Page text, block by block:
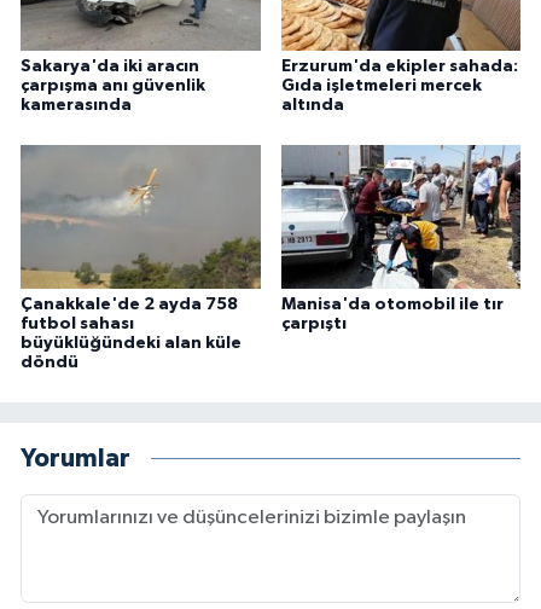
Sakarya'da iki aracın
çarpışma anı güvenlik
kamerasında
Erzurum'da ekipler sahada:
Gıda işletmeleri mercek
altında
Çanakkale'de 2 ayda 758
futbol sahası
büyüklüğündeki alan küle
döndü
Manisa'da otomobil ile tır
çarpıştı
Yorumlar